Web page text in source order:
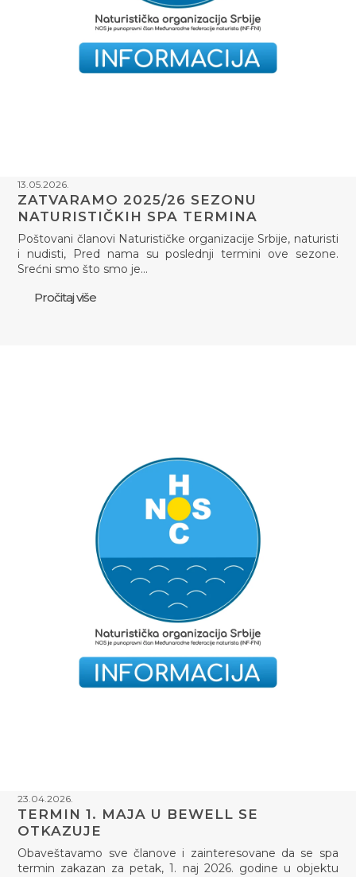
13.05.2026.
ZATVARAMO 2025/26 SEZONU
NATURISTIČKIH SPA TERMINA
Poštovani članovi Naturističke organizacije Srbije, naturisti
i nudisti, Pred nama su poslednji termini ove sezone.
Srećni smo što smo je…
Pročitaj više
23.04.2026.
TERMIN 1. MAJA U BEWELL SE
OTKAZUJE
Obaveštavamo sve članove i zainteresovane da se spa
termin zakazan za petak, 1. naj 2026. godine u objektu